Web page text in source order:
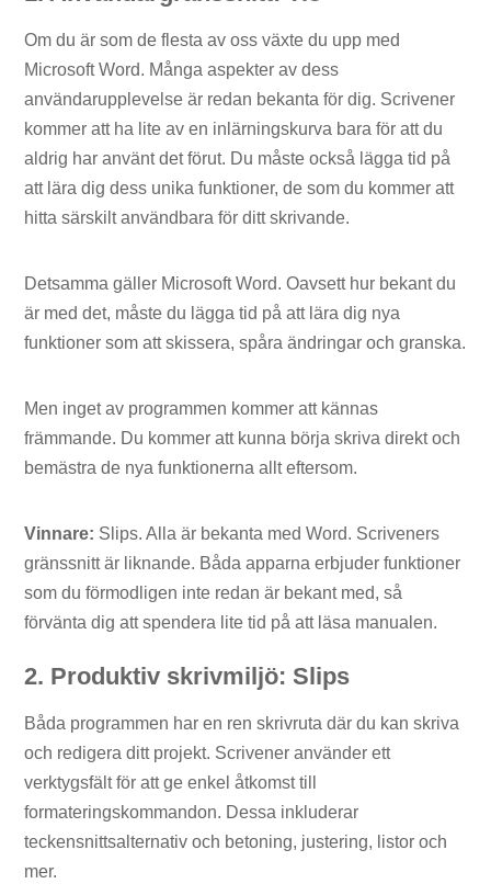
Om du är som de flesta av oss växte du upp med
Microsoft Word. Många aspekter av dess
användarupplevelse är redan bekanta för dig. Scrivener
kommer att ha lite av en inlärningskurva bara för att du
aldrig har använt det förut. Du måste också lägga tid på
att lära dig dess unika funktioner, de som du kommer att
hitta särskilt användbara för ditt skrivande.
Detsamma gäller Microsoft Word. Oavsett hur bekant du
är med det, måste du lägga tid på att lära dig nya
funktioner som att skissera, spåra ändringar och granska.
Men inget av programmen kommer att kännas
främmande. Du kommer att kunna börja skriva direkt och
bemästra de nya funktionerna allt eftersom.
Vinnare: Slips. Alla är bekanta med Word. Scriveners
gränssnitt är liknande. Båda apparna erbjuder funktioner
som du förmodligen inte redan är bekant med, så
förvänta dig att spendera lite tid på att läsa manualen.
2. Produktiv skrivmiljö: Slips
Båda programmen har en ren skrivruta där du kan skriva
och redigera ditt projekt. Scrivener använder ett
verktygsfält för att ge enkel åtkomst till
formateringskommandon. Dessa inkluderar
teckensnittsalternativ och betoning, justering, listor och
mer.